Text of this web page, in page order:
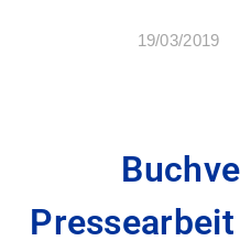
19/03/2019